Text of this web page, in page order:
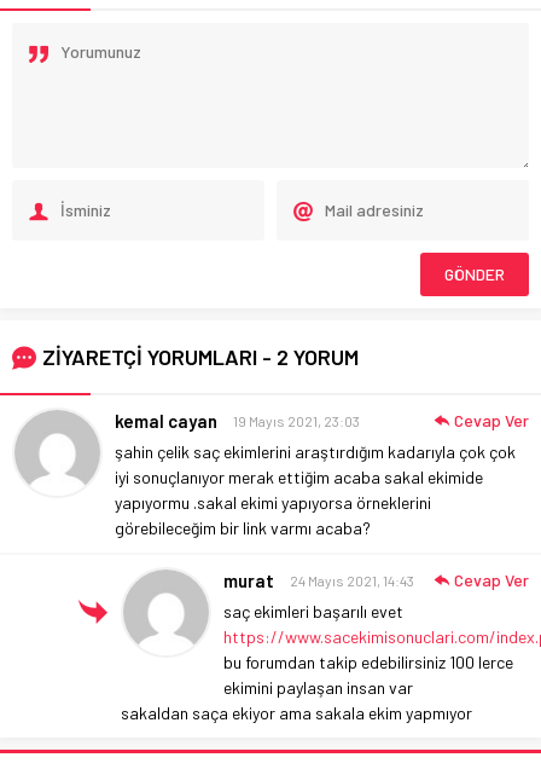
ZİYARETÇİ YORUMLARI - 2 YORUM
kemal cayan 19 Mayıs 2021, 23:03
şahin çelik saç ekimlerini araştırdığım kadarıyla çok çok
iyi sonuçlanıyor merak ettiğim acaba sakal ekimide
yapıyormu .sakal ekimi yapıyorsa örneklerini
görebileceğim bir link varmı acaba?
Cevap Ver
murat 24 Mayıs 2021, 14:43
saç ekimleri başarılı evet
https://www.sacekimisonuclari.com/
bu forumdan takip edebilirsiniz 100 lerce
ekimini paylaşan insan var
sakaldan saça ekiyor ama sakala ekim yapmıyor
Cevap Ver